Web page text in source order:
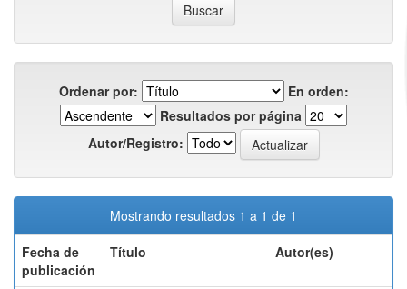
Ordenar por:
En orden:
Resultados por página
Autor/Registro:
Mostrando resultados 1 a 1 de 1
Fecha de
publicación
Título Autor(es)